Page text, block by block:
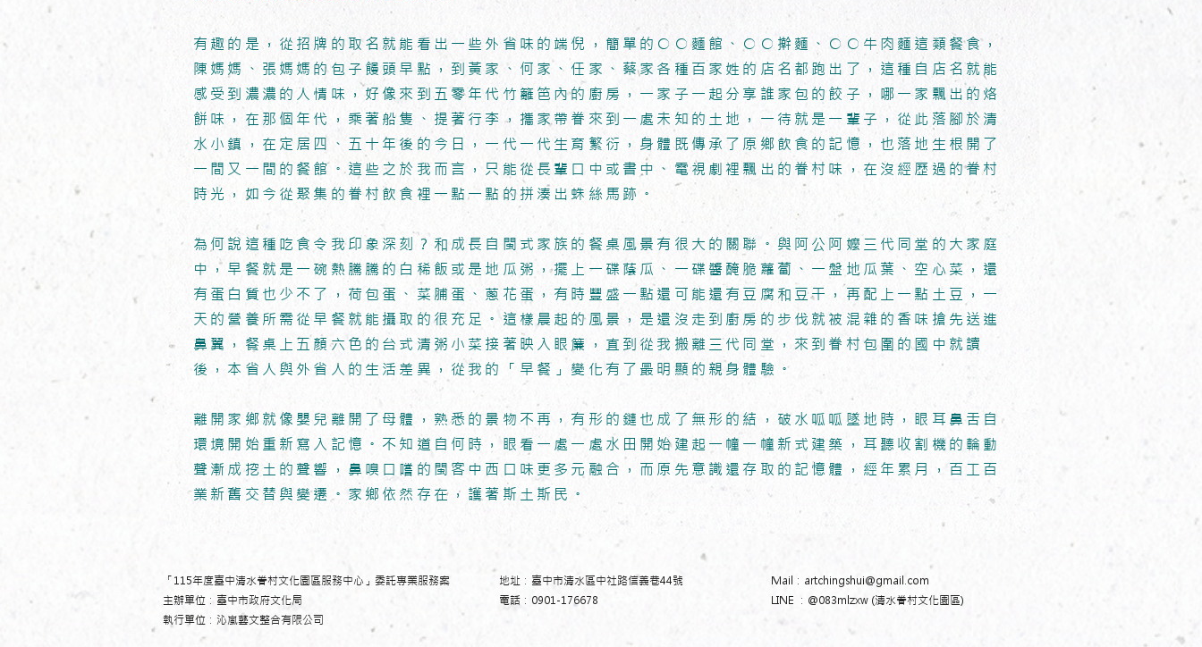
有趣的是，從招牌的取名就能看出一些外省味的端倪，簡單的○○麵館、○○擀麵、○○牛肉麵這類餐食，
陳媽媽、張媽媽的包子饅頭早點，到黃家、何家、任家、蔡家各種百家姓的店名都跑出了，這種自店名就能
感受到濃濃的人情味，好像來到五零年代竹籬笆內的廚房，一家子一起分享誰家包的餃子，哪一家飄出的烙
餅味，在那個年代，乘著船隻、提著行李，攜家帶眷來到一處未知的土地，一待就是一輩子，從此落腳於清
水小鎮，在定居四、五十年後的今日，一代一代生育繁衍，身體既傳承了原鄉飲食的記憶，也落地生根開了
一間又一間的餐館。這些之於我而言，只能從長輩口中或書中、電視劇裡飄出的眷村味，在沒經歷過的眷村
時光，如今從聚集的眷村飲食裡一點一點的拼湊出蛛絲馬跡。
為何說這種吃食令我印象深刻？和成長自閩式家族的餐桌風景有很大的關聯。與阿公阿嬤三代同堂的大家庭
中，早餐就是一碗熱騰騰的白稀飯或是地瓜粥，擺上一碟蔭瓜、一碟醬醃脆蘿蔔、一盤地瓜葉、空心菜，還
有蛋白質也少不了，荷包蛋、菜脯蛋、蔥花蛋，有時豐盛一點還可能還有豆腐和豆干，再配上一點土豆，一
天的營養所需從早餐就能攝取的很充足。這樣晨起的風景，是還沒走到廚房的步伐就被混雜的香味搶先送進
鼻翼，餐桌上五顏六色的台式清粥小菜接著映入眼簾，直到從我搬離三代同堂，來到眷村包圍的國中就讀
後，本省人與外省人的生活差異，從我的「早餐」變化有了最明顯的親身體驗。
離開家鄉就像嬰兒離開了母體，熟悉的景物不再，有形的鏈也成了無形的結，破水呱呱墜地時，眼耳鼻舌自
環境開始重新寫入記憶。不知道自何時，眼看一處一處水田開始建起一幢一幢新式建築，耳聽收割機的輪動
聲漸成挖土的聲響，鼻嗅口嚐的閩客中西口味更多元融合，而原先意識還存取的記憶體，經年累月，百工百
業新舊交替與變遷。家鄉依然存在，護著斯土斯民。
「115年度臺中清水眷村文化園區服務中心」委託專業服務案
主辦單位：臺中市政府文化局
執行單位：沁嵐藝文整合有限公司
地址：臺中市清水區中社路信義巷44號
電話：0901-176678
Mail： artchingshui@gmail.com
​LINE ：@083mlzxw (清水眷村文化園區)